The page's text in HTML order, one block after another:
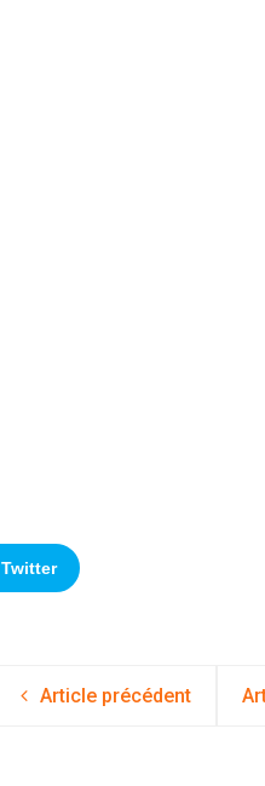
Twitter
Article précédent